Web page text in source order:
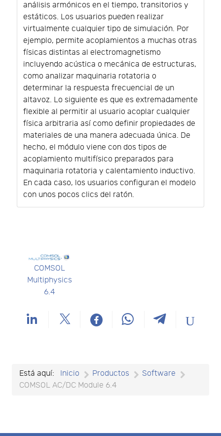
análisis armónicos en el tiempo, transitorios y
estáticos. Los usuarios pueden realizar
virtualmente cualquier tipo de simulación. Por
ejemplo, permite acoplamientos a muchas otras
físicas distintas al electromagnetismo
incluyendo acústica o mecánica de estructuras,
como analizar maquinaria rotatoria o
determinar la respuesta frecuencial de un
altavoz. Lo siguiente es que es extremadamente
flexible al permitir al usuario acoplar cualquier
física arbitraria así como definir propiedades de
materiales de una manera adecuada única. De
hecho, el módulo viene con dos tipos de
acoplamiento multifísico preparados para
maquinaria rotatoria y calentamiento inductivo.
En cada caso, los usuarios configuran el modelo
con unos pocos clics del ratón.
COMSOL
Multiphysics
6.4
Está aquí: Inicio Productos
Software
COMSOL AC/DC Module 6.4